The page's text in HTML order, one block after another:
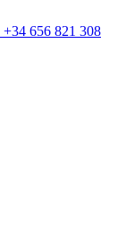
+34 656 821 308